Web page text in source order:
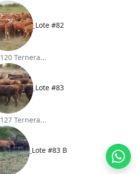
Lote #82
120 Ternera...
Lote #83
127 Ternera...
Lote #83 B